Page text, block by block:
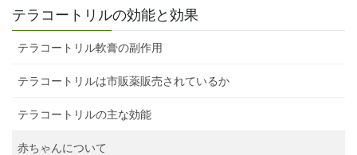
テラコートリルの効能と効果
テラコートリル軟膏の副作用
テラコートリルは市販薬販売されているか
テラコートリルの主な効能
赤ちゃんについて